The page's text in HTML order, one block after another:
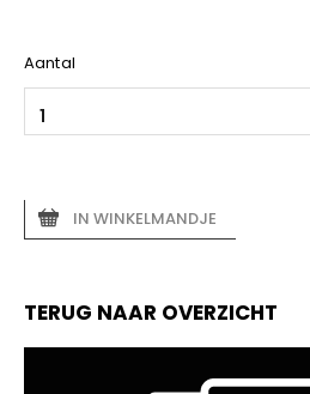
Aantal
IN WINKELMANDJE
TERUG NAAR OVERZICHT